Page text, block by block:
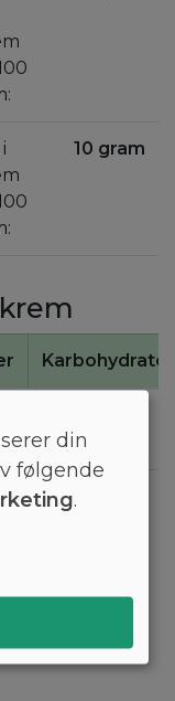
10 gram
Karbohydrater
kcal som er i
din
følgende
.